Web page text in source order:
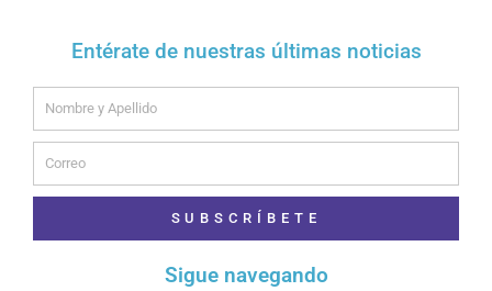
Entérate de nuestras últimas noticias
SUBSCRÍBETE
Sigue navegando